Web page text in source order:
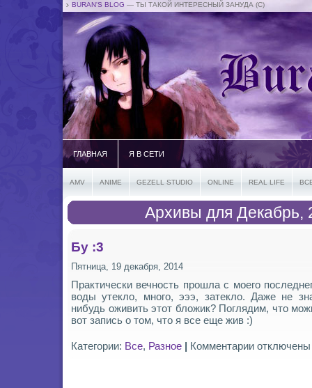
BURAN'S BLOG — ТЫ ТАКОЙ ИНТЕРЕСНЫЙ ЗАНУДА (С)
ГЛАВНАЯ Я В СЕТИ
AMV ANIME GEZELL STUDIO ONLINE REAL LIFE
Архивы для Декабрь,
Бу :3
Пятница, 19 декабря, 2014
Практически вечность прошла с моего
воды утекло, много, эээ, затекло. Даже не
нибудь оживить этот бложик? Поглядим, что
вот запись о том, что я все еще жив :)
Категории: Все, Разное | Комментариик отключены